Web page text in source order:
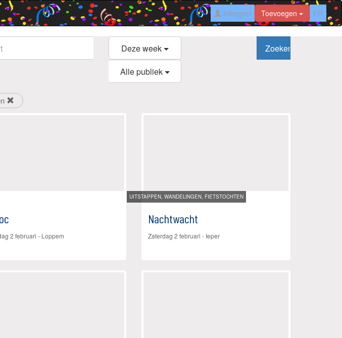
Inloggen Toevoegen FR
Deze week
Alle publiek
2 februari - Loppem
UITSTAPPEN, WANDELINGEN, FIETSTOCHTEN
Nachtwacht
Zaterdag 2 februari - Ieper